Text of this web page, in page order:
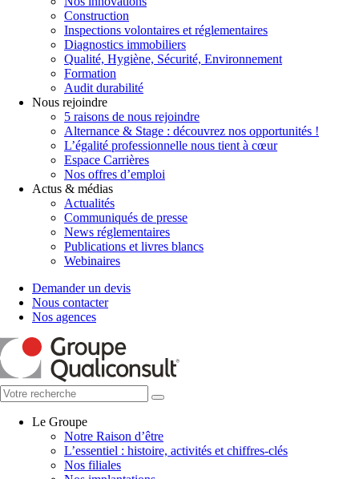
Construction
Inspections volontaires et réglementaires
Diagnostics immobiliers
Qualité, Hygiène, Sécurité, Environnement
Formation
Audit durabilité
Nous rejoindre
5 raisons de nous rejoindre
Alternance & Stage : découvrez nos opportunités !
L’égalité professionnelle nous tient à cœur
Espace Carrières
Nos offres d’emploi
Actus & médias
Actualités
Communiqués de presse
News réglementaires
Publications et livres blancs
Webinaires
Demander un devis
Nous contacter
Nos agences
Le Groupe
Notre Raison d’être
L’essentiel : histoire, activités et chiffres-clés
Nos filiales